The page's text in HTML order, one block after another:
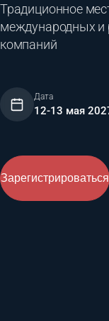
Традиционное
международных и
компаний
Дата
12-13 мая
Зарегистрироваться